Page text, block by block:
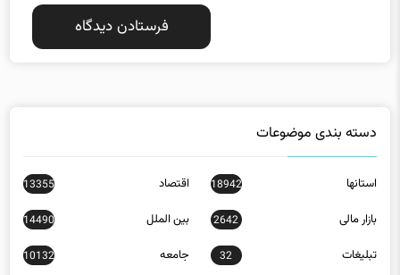
استانها
بازار مالی 2642
14490
تبلیغات 32 جامعه 10132
دانش 7584 عمومی 1926